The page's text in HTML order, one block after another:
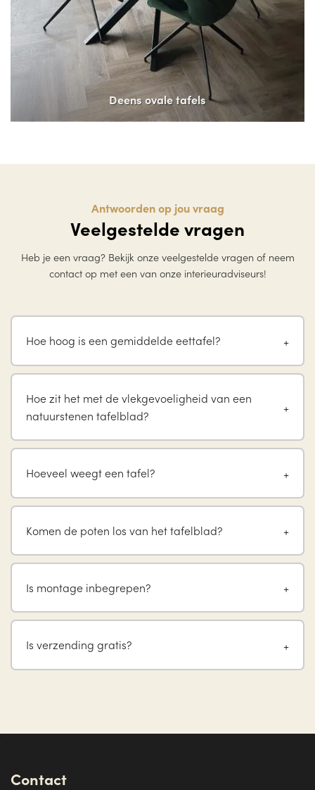
Deens ovale tafels
Antwoorden op jou vraag
Veelgestelde vragen
Heb je een vraag? Bekijk onze veelgestelde vragen of neem
contact op met een van onze interieuradviseurs!
Hoe hoog is een gemiddelde eettafel?
Hoe zit het met de vlekgevoeligheid van een
natuurstenen tafelblad?
Hoeveel weegt een tafel?
Komen de poten los van het tafelblad?
Is montage inbegrepen?
Is verzending gratis?
Contact